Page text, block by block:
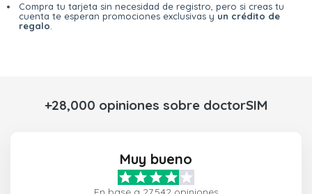
Compra tu tarjeta sin necesidad de registro, pero si creas tu
cuenta te esperan promociones exclusivas y un crédito de
regalo
+28,000 opiniones sobre doctorSIM
Muy bueno